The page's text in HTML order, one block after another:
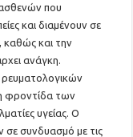
που
και διαμένουν σε
καθώς και την
ανάγκη.
φροντίδα των
υγείας. Ο
σε συνδυασμό με τις